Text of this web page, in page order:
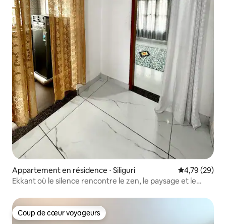
Appartement en résidence ⋅ Siliguri Évaluation
4,79 (29)
Ekkant où le silence rencontre le zen, le paysage et le
Coup de cœur voyageurs
Coup de cœur voyageurs